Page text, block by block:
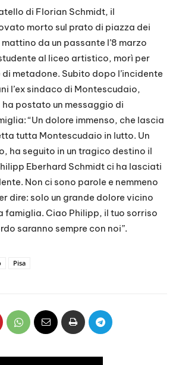
di Florian Schmidt, il
morto sul prato di piazza dei
da un passante l’8 marzo
al liceo artistico, morì per
di metadone. Subito dopo l’incidente
l’ex sindaco di Montescudaio,
postato un messaggio di
“Un dolore immenso, che lascia
tutta Montescudaio in lutto. Un
ha seguito in un tragico destino il
Eberhard Schmidt ci ha lasciati
Non ci sono parole e nemmeno
dire: solo un grande dolore vicino
famiglia. Ciao Philipp, il tuo sorriso
saranno sempre con noi”.
Pisa